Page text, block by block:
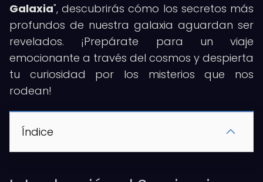
Galaxia", descubrirás cómo los secretos más
profundos de nuestra galaxia aguardan ser
revelados. ¡Prepárate para un viaje
emocionante a través del cosmos y despierta
tu curiosidad por los misterios que nos
rodean!
Índice